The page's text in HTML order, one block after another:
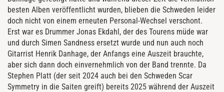
besten Alben veröffentlicht wurden, blieben die Schweden leider
doch nicht von einem erneuten Personal-Wechsel verschont.
Erst war es Drummer Jonas Ekdahl, der des Tourens müde war
und durch Simen Sandness ersetzt wurde und nun auch noch
Gitarrist Henrik Danhage, der Anfangs eine Auszeit brauchte,
aber sich dann doch einvernehmlich von der Band trennte. Da
Stephen Platt (der seit 2024 auch bei den Schweden Scar
Symmetry in die Saiten greift) bereits 2025 während der Auszeit